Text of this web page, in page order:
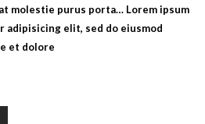
molestie purus porta… Lorem ipsum
adipisicing elit, sed do eiusmod
et dolore